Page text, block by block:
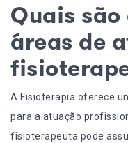
Quais
áreas de
A Fisioterapia oferece
para a atuação
fisioterapeuta pode